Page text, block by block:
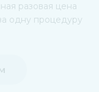
разовая цена
одну процедуру